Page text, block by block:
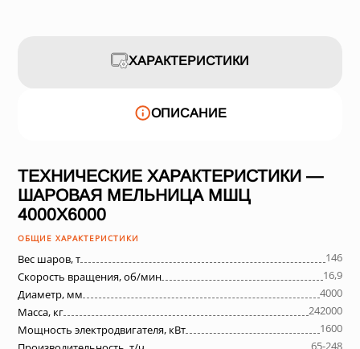
ХАРАКТЕРИСТИКИ
ОПИСАНИЕ
ТЕХНИЧЕСКИЕ ХАРАКТЕРИСТИКИ —
ШАРОВАЯ МЕЛЬНИЦА МШЦ
4000Х6000
ОБЩИЕ ХАРАКТЕРИСТИКИ
Вес шаров, т
146
Скорость вращения, об/мин
16,9
Диаметр, мм
4000
Масса, кг
242000
Мощность электродвигателя, кВт
1600
65-248